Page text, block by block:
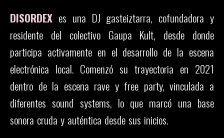
DISORDEX es una DJ gasteiztarra, cofundadora y
residente del colectivo Gaupa Kult, desde donde
participa activamente en el desarrollo de la escena
electrónica local. Comenzó su trayectoria en 2021
dentro de la escena rave y free party, vinculada a
diferentes sound systems, lo que marcó una base
sonora cruda y auténtica desde sus inicios.